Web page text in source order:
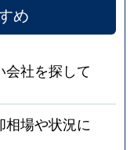
め
会社を探して
相場や状況に